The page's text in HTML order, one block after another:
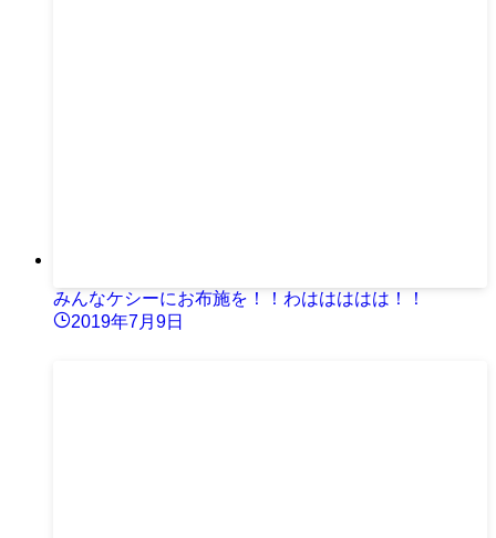
みんなケシーにお布施を！！わははははは！！
2019年7月9日